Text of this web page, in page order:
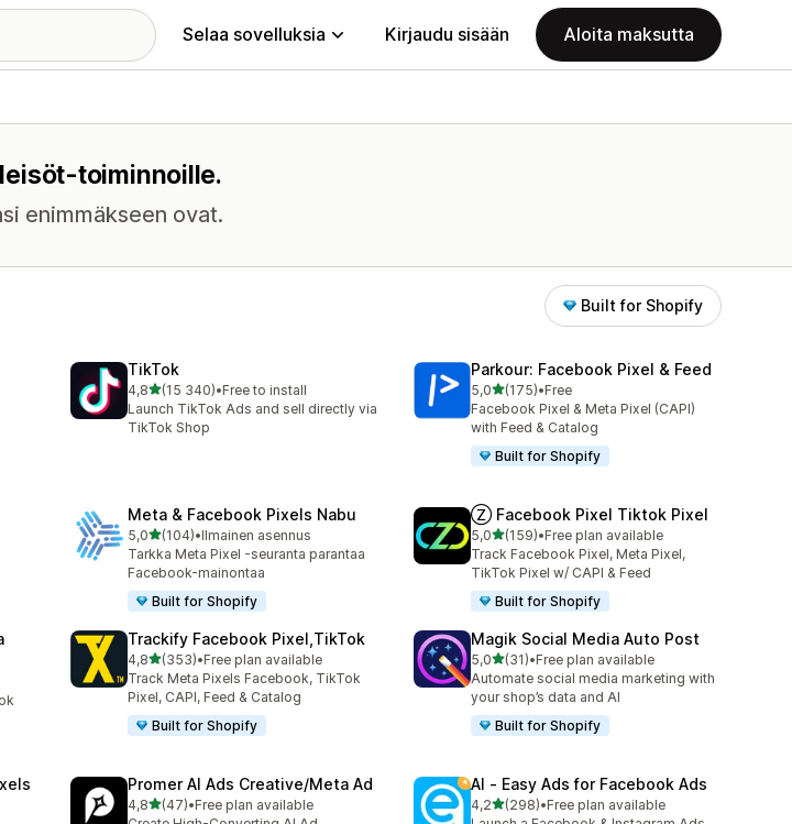
Selaa sovelluksia Kirjaudu sisään Aloita maksutta
toiminnoille.
enimmäkseen ovat.
Built for Shopify
TikTok
4,8/ 5 tähteä
(15 340)
15340 arvostelua yhteensä
•Free to install
Launch TikTok Ads and sell directly via
TikTok Shop
Parkour: Facebook Pixel & Feed
5,0/ 5 tähteä
(175)
175 arvostelua yhteensä
•Free
Facebook Pixel & Meta Pixel (CAPI)
with Feed & Catalog
Built for Shopify
Meta & Facebook Pixels Nabu
5,0/ 5 tähteä
(104)
104 arvostelua yhteensä
•Ilmainen asennus
Tarkka Meta Pixel -seuranta parantaa
Facebook-mainontaa
Built for Shopify
Ⓩ Facebook Pixel Tiktok Pixel
5,0/ 5 tähteä
(159)
159 arvostelua yhteensä
•Free plan available
Track Facebook Pixel, Meta Pixel,
TikTok Pixel w/ CAPI & Feed
Built for Shopify
Trackify Facebook Pixel,TikTok
4,8/ 5 tähteä
(353)
353 arvostelua yhteensä
•Free plan available
Track Meta Pixels Facebook, TikTok
Pixel, CAPI, Feed & Catalog
Built for Shopify
Magik Social Media Auto Post
5,0/ 5 tähteä
(31)
31 arvostelua yhteensä
•Free plan available
Automate social media marketing with
your shop’s data and AI
Built for Shopify
Promer AI Ads Creative/Meta Ad
4,8/ 5 tähteä
(47)
47 arvostelua yhteensä
•Free plan available
AI ‑ Easy Ads for Facebook Ads
4,2/ 5 tähteä
(298)
298 arvostelua yhteensä
•Free plan available